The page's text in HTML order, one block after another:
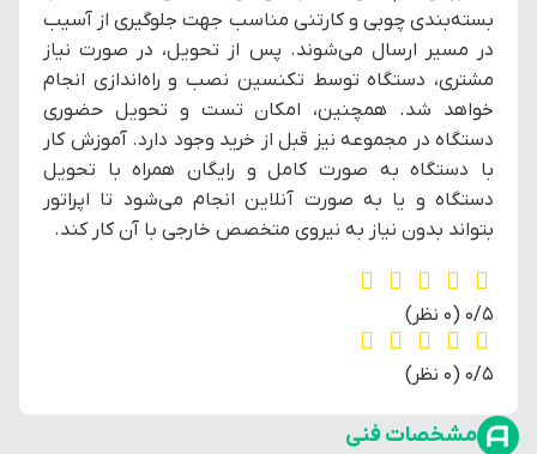
بسته‌بندی چوبی و کارتنی مناسب جهت جلوگیری از آسیب
در مسیر ارسال می‌شوند. پس از تحویل، در صورت نیاز
مشتری، دستگاه توسط تکنسین نصب و راه‌اندازی انجام
خواهد شد. همچنین، امکان تست و تحویل حضوری
دستگاه در مجموعه نیز قبل از خرید وجود دارد. آموزش کار
با دستگاه به صورت کامل و رایگان همراه با تحویل
دستگاه و یا به صورت آنلاین انجام می‌شود تا اپراتور
بتواند بدون نیاز به نیروی متخصص خارجی با آن کار کند.
‫0/5 ‫(0 نظر)
‫0/5 ‫(0 نظر)
مشخصات فنی